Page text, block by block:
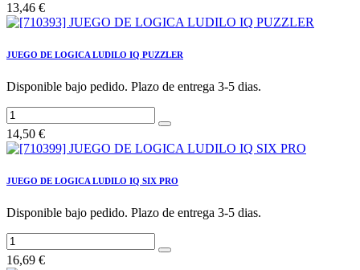
13,46 €
JUEGO DE LOGICA LUDILO IQ PUZZLER
Disponible bajo pedido. Plazo de entrega 3-5 dias.
14,50 €
JUEGO DE LOGICA LUDILO IQ SIX PRO
Disponible bajo pedido. Plazo de entrega 3-5 dias.
16,69 €